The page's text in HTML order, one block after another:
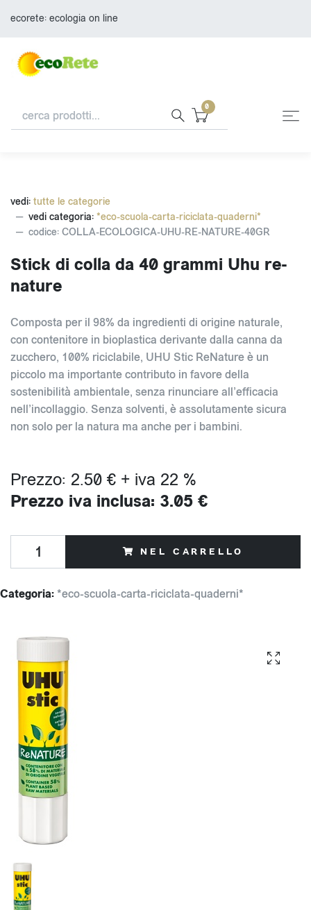
ecorete: ecologia on line
0
vedi: tutte le categorie
vedi categoria: *eco-scuola-carta-riciclata-quaderni*
codice: COLLA-ECOLOGICA-UHU-RE-NATURE-40GR
Stick di colla da 40 grammi Uhu re-
nature
Composta per il 98% da ingredienti di origine naturale,
con contenitore in bioplastica derivante dalla canna da
zucchero, 100% riciclabile, UHU Stic ReNature è un
piccolo ma importante contributo in favore della
sostenibilità ambientale, senza rinunciare all’efficacia
nell’incollaggio. Senza solventi, è assolutamente sicura
non solo per la natura ma anche per i bambini.
Prezzo: 2.50 € + iva 22 %
Prezzo iva inclusa: 3.05 €
NEL CARRELLO
Categoria: *eco-scuola-carta-riciclata-quaderni*